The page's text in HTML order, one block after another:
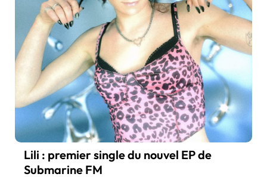
Lili : premier single du nouvel EP de
Submarine FM